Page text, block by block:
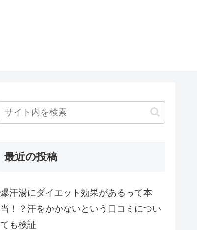
最近の投稿
爆汗湯にダイエット効果があるって本
当！？汗をかかないという口コミについ
ても検証